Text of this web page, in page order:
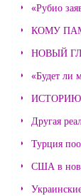
«Рубио
КОМУ
НОВЫЙ
«Будет ли
Другая
Турция
США в